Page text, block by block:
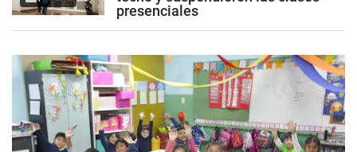
presenciales